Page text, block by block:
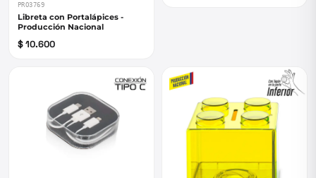
PRO3769
Libreta con Portalápices -
Producción Nacional
$ 10.600